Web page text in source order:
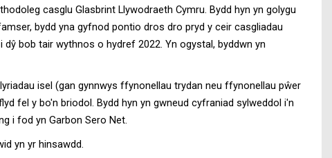
casglu Glasbrint Llywodraeth Cymru. Bydd hyn yn golygu
bydd yna gyfnod pontio dros dro pryd y ceir casgliadau
bob tair wythnos o hydref 2022. Yn ogystal, byddwn yn
isel (gan gynnwys ffynonellau trydan neu ffynonellau pŵer
fel y bo'n briodol. Bydd hyn yn gwneud cyfraniad sylweddol i'n
i fod yn Garbon Sero Net.
yn yr hinsawdd.